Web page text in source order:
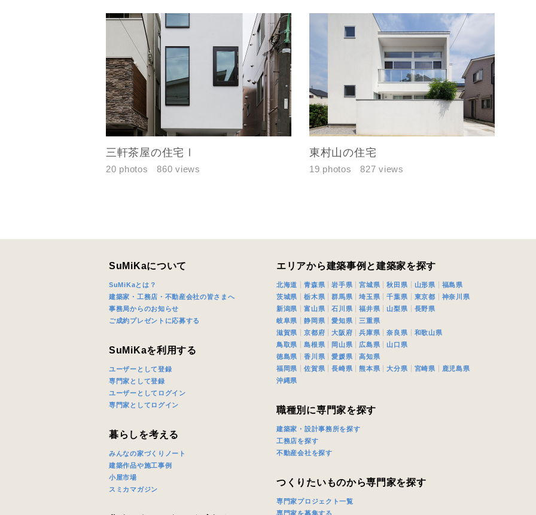
三軒茶屋の住宅Ⅰ
20 photos 860 views
東村山の住宅
19 photos 827 views
希望の予算 万円〜
完成希望時期
当社は、本サービス又は利用契約に関し，お客様に発生した損害について、債務不履行責
当社は、お客様が本サービスを利用することにより第三者との間で生じた紛争等について
ないものとします。
キャンセル
閉じる
SuMiKaについて
SuMiKaとは？
建築家・工務店・不動産会社の皆さまへ
事務局からのお知らせ
ご成約プレゼントに応募する
SuMiKaを利用する
ユーザーとして登録
専門家として登録
ユーザーとしてログイン
専門家としてログイン
暮らしを考える
みんなの家づくりノート
建築作品や施工事例
小屋市場
スミカマガジン
エリアから建築事例と建築家を探す
北海道 青森県 岩手県 宮城県 秋田県 山形県
福島県
茨城県
栃木県 群馬県 埼玉県 千葉県 東京都
神奈川県
新潟県
富山県 石川県 福井県 山梨県
長野県
岐阜県
静岡県 愛知県
三重県
滋賀県
京都府 大阪府 兵庫県 奈良県
和歌山県
鳥取県
島根県 岡山県 広島県
山口県
徳島県
香川県 愛媛県
高知県
福岡県
佐賀県 長崎県 熊本県 大分県 宮崎県
鹿児島県
沖縄県
職種別に専門家を探す
建築家・設計事務所を探す
工務店を探す
不動産会社を探す
つくりたいものから専門家を探す
専門家プロジェクト一覧
専門家を募集する